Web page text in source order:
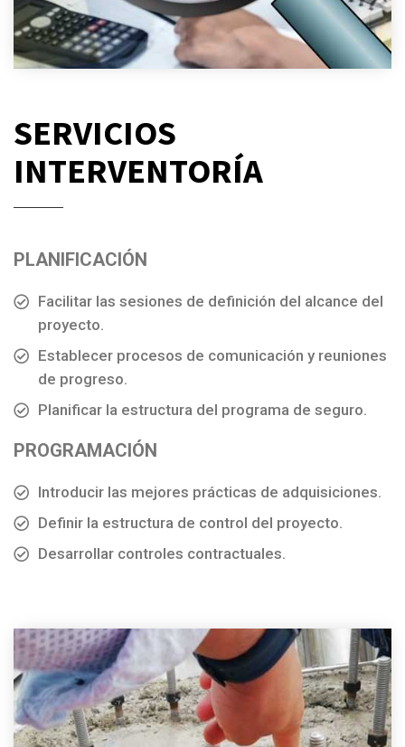
SERVICIOS
INTERVENTORÍA
PLANIFICACIÓN
Facilitar las sesiones de definición del alcance del
proyecto.
Establecer procesos de comunicación y reuniones
de progreso.
Planificar la estructura del programa de seguro.
PROGRAMACIÓN
Introducir las mejores prácticas de adquisiciones.
Definir la estructura de control del proyecto.
Desarrollar controles contractuales.